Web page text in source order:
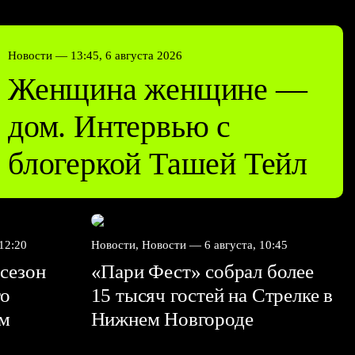
Новости — 13:45, 6 августа 2026
Женщина женщине —
дом. Интервью с
блогеркой Ташей Тейл
Новости, Новости — 6 августа, 10:45
«Пари Фест» собрал более
15 тысяч гостей на Стрелке в
Нижнем Новгороде